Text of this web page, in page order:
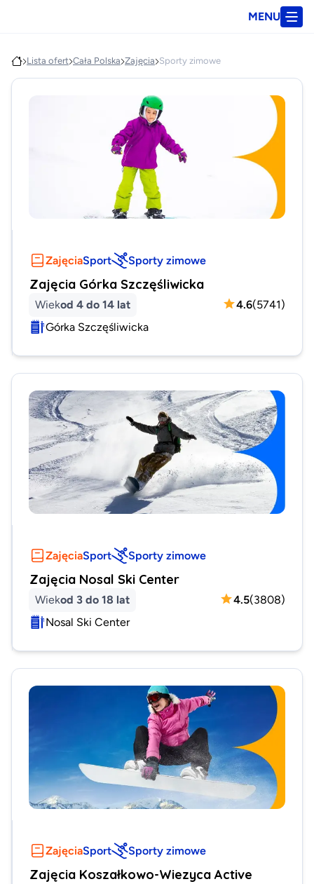
MENU
Lista ofert Cała Polska Zajęcia Sporty zimowe
ZajęciaSport Sporty zimowe
Zajęcia Górka Szczęśliwicka
Wiekod 4 do 14 lat 4.6(5741)
Górka Szczęśliwicka
ZajęciaSport Sporty zimowe
Zajęcia Nosal Ski Center
Wiekod 3 do 18 lat 4.5(3808)
Nosal Ski Center
ZajęciaSport Sporty zimowe
Zajęcia Koszałkowo-Wiezyca Active